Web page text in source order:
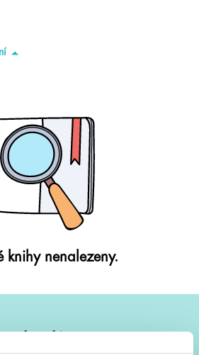
knihy nenalezeny.